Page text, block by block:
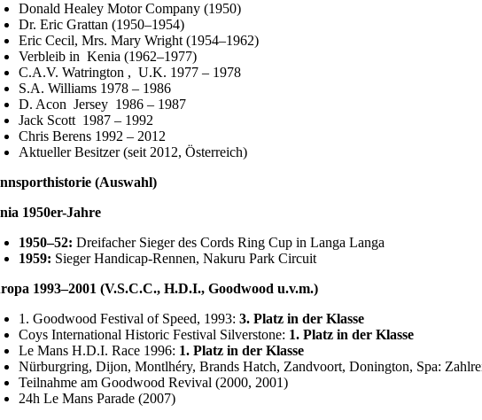
Donald Healey Motor Company (1950)
Dr. Eric Grattan (1950–1954)
Eric Cecil, Mrs. Mary Wright (1954–1962)
Verbleib in Kenia (1962–1977)
C.A.V. Watrington , U.K. 1977 – 1978
S.A. Williams 1978 – 1986
D. Acon Jersey 1986 – 1987
Jack Scott 1987 – 1992
Chris Berens 1992 – 2012
Aktueller Besitzer (seit 2012, Österreich)
(Auswahl)
1950er-Jahre
1950–52: Dreifacher Sieger des Cords Ring Cup in Langa Langa
1959: Sieger Handicap-Rennen, Nakuru Park Circuit
1993–2001 (V.S.C.C., H.D.I., Goodwood u.v.m.)
1. Goodwood Festival of Speed, 1993:3. Platz in der Klasse
Coys International Historic Festival Silverstone: 1.Platz in der Klasse
Le Mans H.D.I. Race 1996: 1.Platz in der Klasse
Nürburgring, Dijon, Montlhéry, Brands Hatch, Zandvoort, Donington, Spa:
Teilnahme am Goodwood Revival (2000, 2001)
24h Le Mans Parade (2007)